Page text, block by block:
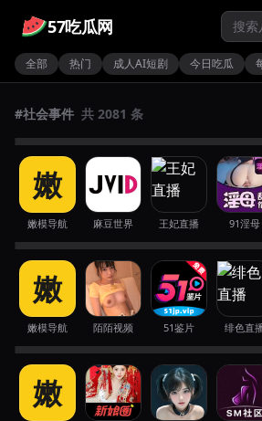
57吃瓜网
全部 热门 成人AI短剧 今日吃瓜
#社会事件 共 2081 条
UFC蝇量级选手纳西门托睡
离世年仅34岁令奥利维
社会事件·昨天 · #阿兰·纳西门托 · #查尔斯·
河南郑州街头一男子无故持
豪车被警方当场按
社会事件 ·昨天
写字楼保安当众骑压外卖员
头部导致对方无法
社会事件 ·昨天
四川泸州京东快递员因包裹
下跪连磕三个响头
社会事件 ·昨天
嫩
嫩模导航 麻豆世界 王妃直播 91淫母
湖北宜昌遭遇强降雨引发山
人家景区闭园及多路
社会事件 昨天
日本千叶清晨街头惊现大批
现极高生命力
社会事件 ·昨天
云南昆明晋宁精细化工企业
燃事故导致大范围浓
社会事件 ·昨天
温州东瓯大桥发生一起疑似
致交通严重拥堵
社会事件 ·昨天
嫩
嫩模导航 陌陌视频 51鉴片 绯色直
上寮电商园斜对面发生持刀
子被砍死
社会事件 昨天
四川南充1227广场惊现全裸
定穿梭被警方迅速
社会事件 ·昨天
女司机撞倒外卖员后反复碾
内淡定嗑瓜子
社会事件 8月4日
长沙玉兰路非法色情窝点被
捕且门窗被水泥封
社会事件 8月4日
嫩